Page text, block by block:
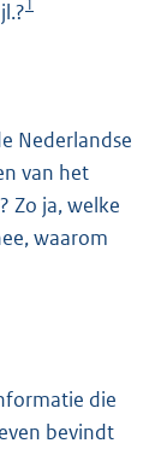
Nederlandse
van het
Zo ja, welke
waarom
die
bevindt